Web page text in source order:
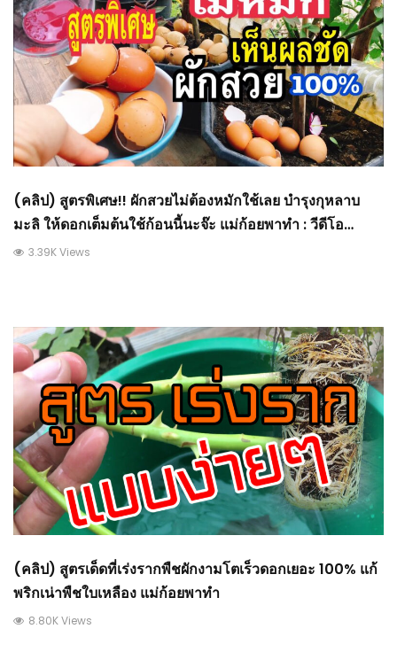
(คลิป) สูตรพิเศษ!! ผักสวยไม่ต้องหมักใช้เลย บำรุงกุหลาบ
มะลิ ให้ดอกเต็มต้นใช้ก้อนนี้นะจ๊ะ แม่ก้อยพาทำ : วีดีโอ
เกษตร
3.39K Views
(คลิป) สูตรเด็ดที่เร่งรากพืชผักงามโตเร็วดอกเยอะ 100% แก้
พริกเน่าพืชใบเหลือง แม่ก้อยพาทำ
8.80K Views